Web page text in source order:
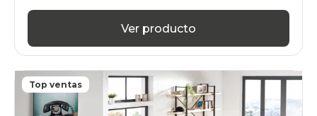
Ver producto
Top ventas